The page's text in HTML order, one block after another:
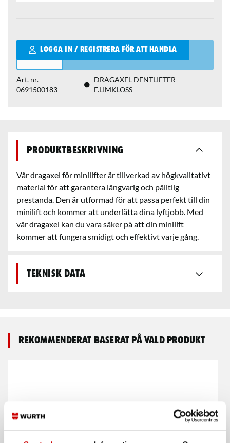
LOGGA IN / REGISTRERA FÖR ATT HANDLA
Qantity
Art. nr.
0691500183
DRAGAXEL DENTLIFTER
F.LIMKLOSS
Produktbeskrivning
Vår dragaxel för minilifter är tillverkad av högkvalitativt
material för att garantera långvarig och pålitlig
prestanda. Den är utformad för att passa perfekt till din
minilift och kommer att underlätta dina lyftjobb. Med
vår dragaxel kan du vara säker på att din minilift
kommer att fungera smidigt och effektivt varje gång.
Teknisk data
Rekommenderat baserat på vald produkt